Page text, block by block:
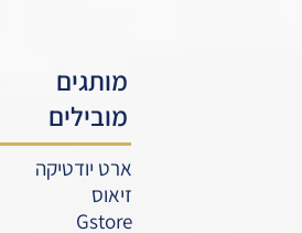
מותגים
מובילים
ארט יודטיקה
זיאוס
Gstore